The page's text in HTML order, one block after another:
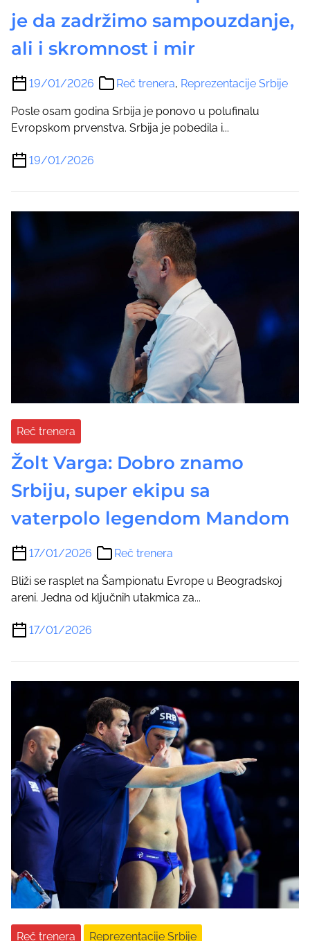
je da zadržimo sampouzdanje,
ali i skromnost i mir
19/01/2026 Reč trenera, Reprezentacije Srbije
Posle osam godina Srbija je ponovo u polufinalu
Evropskom prvenstva. Srbija je pobedila i...
19/01/2026
Reč trenera
Žolt Varga: Dobro znamo
Srbiju, super ekipu sa
vaterpolo legendom Mandom
17/01/2026 Reč trenera
Bliži se rasplet na Šampionatu Evrope u Beogradskoj
areni. Jedna od ključnih utakmica za...
17/01/2026
Reč trenera Reprezentacije Srbije